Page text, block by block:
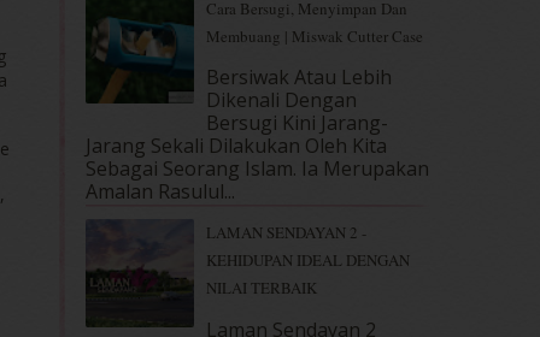
Cara Bersugi, Menyimpan Dan
Membuang | Miswak Cutter Case
Bersiwak Atau Lebih
Dikenali Dengan
Bersugi Kini Jarang-
Jarang Sekali Dilakukan Oleh Kita
Sebagai Seorang Islam. Ia Merupakan
Amalan Rasulul...
LAMAN SENDAYAN 2 -
KEHIDUPAN IDEAL DENGAN
NILAI TERBAIK
Laman Sendayan 2